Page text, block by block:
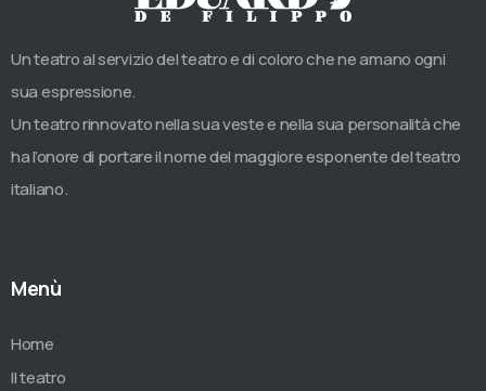
Un teatro al servizio del teatro e di coloro che ne amano ogni
sua espressione.
Un teatro rinnovato nella sua veste e nella sua personalità che
ha l’onore di portare il nome del maggiore esponente del teatro
italiano.
Menù
Home
Il teatro